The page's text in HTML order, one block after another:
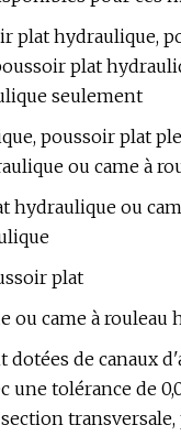
plat hydraulique,
plat
seulement
poussoir plat
ou came à
hydraulique ou
plat
ou came à rouleau
dotées de canaux
une tolérance de